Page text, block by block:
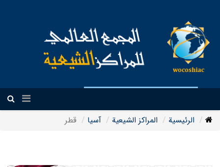
الرئيسية المراکز الشیعیة آسیا قطر